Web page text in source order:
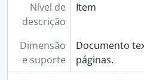
Nível de
descrição
Item
Dimensão
e suporte
Documento
páginas.